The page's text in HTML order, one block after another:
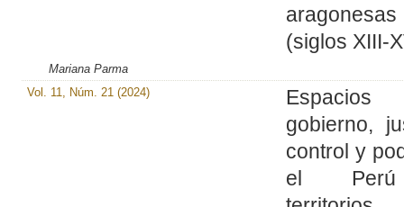
aragonesas
(siglos XIII-
Mariana Parma
Vol. 11, Núm. 21 (2024)
gobierno,
control y
el